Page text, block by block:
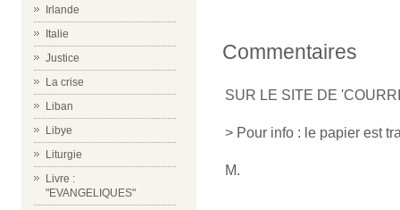
Irlande
Italie
Justice
La crise
Liban
Libye
Liturgie
Livre :
"EVANGELIQUES"
Commentaires
SUR LE SITE DE
> Pour info : le papier est
M.